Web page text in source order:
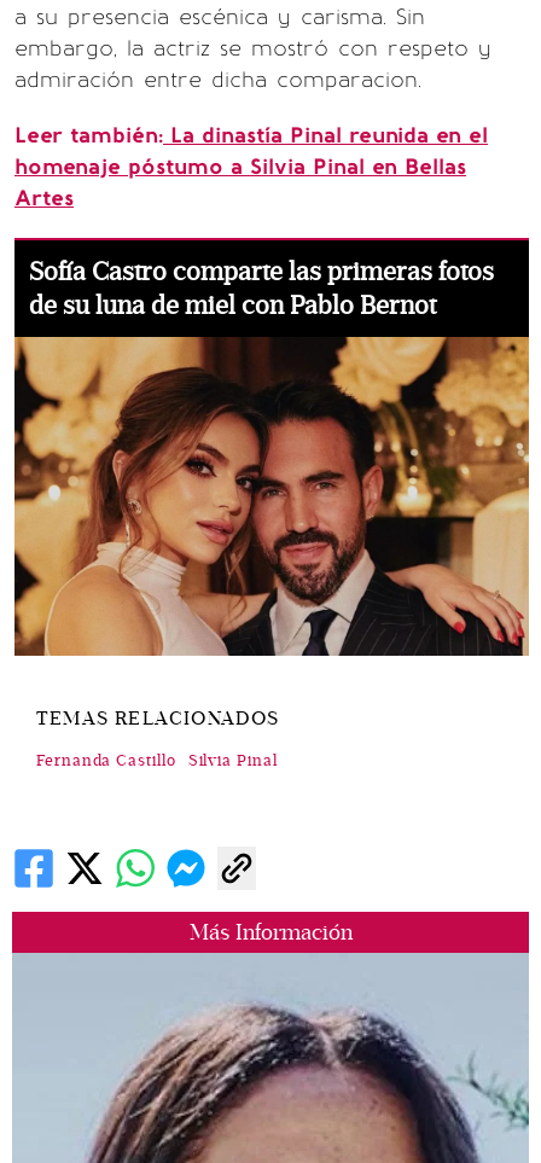
Más Información
a su presencia escénica y carisma. Sin
embargo, la actriz se mostró con respeto y
admiración entre dicha comparacion.
Leer también: La dinastía Pinal reunida en el
homenaje póstumo a Silvia Pinal en Bellas
Artes
Sofía Castro comparte las primeras fotos
de su luna de miel con Pablo Bernot
TEMAS RELACIONADOS
Fernanda Castillo Silvia Pinal